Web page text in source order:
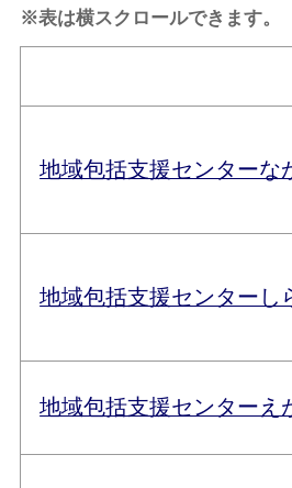
※表は横スクロールできます。
地域包括支援センターな
地域包括支援センターし
地域包括支援センターえ